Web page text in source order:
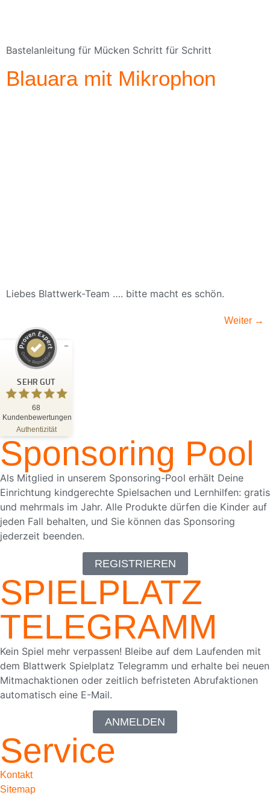
Bastelanleitung für Mücken Schritt für Schritt
Blauara mit Mikrophon
Liebes Blattwerk-Team …. bitte macht es schön.
Weiter →
SEHR GUT
68
Kundenbewertungen
Authentizität
Kundenbewertungen und Erfahrungen zu
Blattwerk Media GmbH
SEHR GUT
4,81
/
5,00
68
Bewertungen auf ProvenExpert.com
Blick aufs ProvenExpert-Profil werfen
18.05.2026
Sponsoring Pool
Als Mitglied in unserem Sponsoring-Pool erhält Deine
Einrichtung kindgerechte Spielsachen und Lernhilfen: gratis
und mehrmals im Jahr. Alle Produkte dürfen die Kinder auf
jeden Fall behalten, und Sie können das Sponsoring
jederzeit beenden.
REGISTRIEREN
SPIELPLATZ
TELEGRAMM
Kein Spiel mehr verpassen! Bleibe auf dem Laufenden mit
dem Blattwerk Spielplatz Telegramm und erhalte bei neuen
Mitmachaktionen oder zeitlich befristeten Abrufaktionen
automatisch eine E-Mail.
ANMELDEN
Service
Kontakt
Sitemap